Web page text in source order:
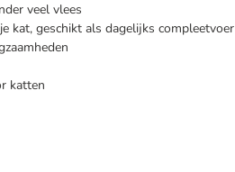
veel vlees
kat, geschikt als dagelijks compleetvoer
katten